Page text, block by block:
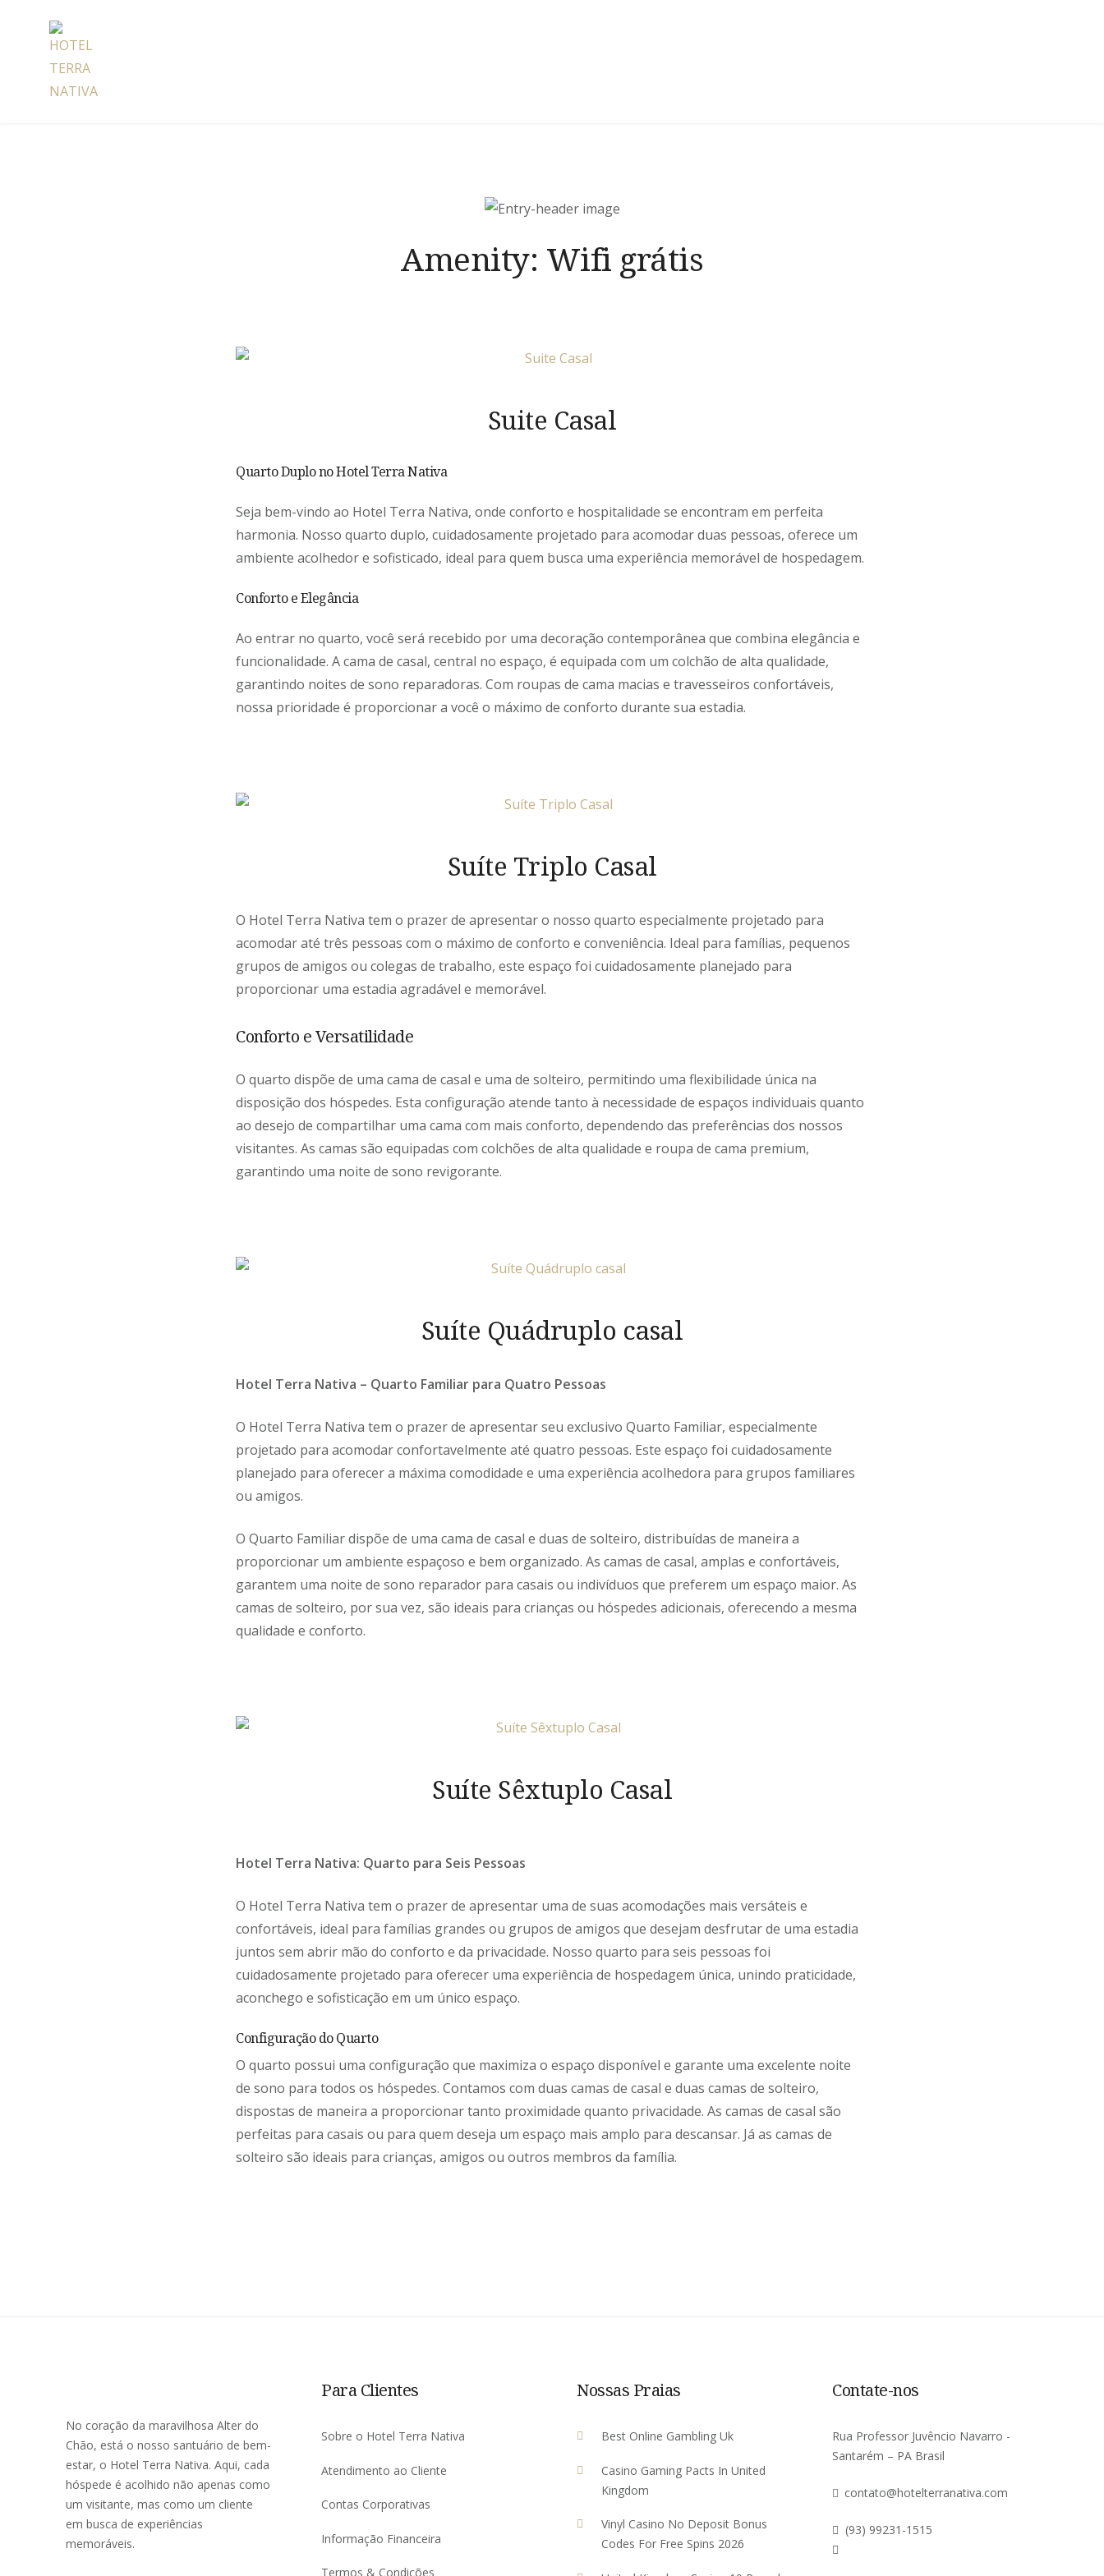
Amenity: Wifi grátis
Suite Casal
Quarto Duplo no Hotel Terra Nativa
Seja bem-vindo ao Hotel Terra Nativa, onde conforto e hospitalidade se encontram em perfeita
harmonia. Nosso quarto duplo, cuidadosamente projetado para acomodar duas pessoas, oferece um
ambiente acolhedor e sofisticado, ideal para quem busca uma experiência memorável de hospedagem.
Conforto e Elegância
Ao entrar no quarto, você será recebido por uma decoração contemporânea que combina elegância e
funcionalidade. A cama de casal, central no espaço, é equipada com um colchão de alta qualidade,
garantindo noites de sono reparadoras. Com roupas de cama macias e travesseiros confortáveis,
nossa prioridade é proporcionar a você o máximo de conforto durante sua estadia.
Suíte Triplo Casal
O Hotel Terra Nativa tem o prazer de apresentar o nosso quarto especialmente projetado para
acomodar até três pessoas com o máximo de conforto e conveniência. Ideal para famílias, pequenos
grupos de amigos ou colegas de trabalho, este espaço foi cuidadosamente planejado para
proporcionar uma estadia agradável e memorável.
Conforto e Versatilidade
O quarto dispõe de uma cama de casal e uma de solteiro, permitindo uma flexibilidade única na
disposição dos hóspedes. Esta configuração atende tanto à necessidade de espaços individuais quanto
ao desejo de compartilhar uma cama com mais conforto, dependendo das preferências dos nossos
visitantes. As camas são equipadas com colchões de alta qualidade e roupa de cama premium,
garantindo uma noite de sono revigorante.
Suíte Quádruplo casal
Hotel Terra Nativa – Quarto Familiar para Quatro Pessoas
O Hotel Terra Nativa tem o prazer de apresentar seu exclusivo Quarto Familiar, especialmente
projetado para acomodar confortavelmente até quatro pessoas. Este espaço foi cuidadosamente
planejado para oferecer a máxima comodidade e uma experiência acolhedora para grupos familiares
ou amigos.
O Quarto Familiar dispõe de uma cama de casal e duas de solteiro, distribuídas de maneira a
proporcionar um ambiente espaçoso e bem organizado. As camas de casal, amplas e confortáveis,
garantem uma noite de sono reparador para casais ou indivíduos que preferem um espaço maior. As
camas de solteiro, por sua vez, são ideais para crianças ou hóspedes adicionais, oferecendo a mesma
qualidade e conforto.
Suíte Sêxtuplo Casal
Hotel Terra Nativa: Quarto para Seis Pessoas
O Hotel Terra Nativa tem o prazer de apresentar uma de suas acomodações mais versáteis e
confortáveis, ideal para famílias grandes ou grupos de amigos que desejam desfrutar de uma estadia
juntos sem abrir mão do conforto e da privacidade. Nosso quarto para seis pessoas foi
cuidadosamente projetado para oferecer uma experiência de hospedagem única, unindo praticidade,
aconchego e sofisticação em um único espaço.
Configuração do Quarto
O quarto possui uma configuração que maximiza o espaço disponível e garante uma excelente noite
de sono para todos os hóspedes. Contamos com duas camas de casal e duas camas de solteiro,
dispostas de maneira a proporcionar tanto proximidade quanto privacidade. As camas de casal são
perfeitas para casais ou para quem deseja um espaço mais amplo para descansar. Já as camas de
solteiro são ideais para crianças, amigos ou outros membros da família.
No coração da maravilhosa Alter do
Chão, está o nosso santuário de bem-
estar, o Hotel Terra Nativa. Aqui, cada
hóspede é acolhido não apenas como
um visitante, mas como um cliente
em busca de experiências
memoráveis.
Para Clientes
Sobre o Hotel Terra Nativa
Atendimento ao Cliente
Contas Corporativas
Informação Financeira
Termos & Condições
Nossas Praias
Best Online Gambling Uk
Casino Gaming Pacts In United
Kingdom
Vinyl Casino No Deposit Bonus
Codes For Free Spins 2026
Contate-nos
Rua Professor Juvêncio Navarro -
Santarém – PA Brasil
contato@hotelterranativa.com
(93) 99231-1515